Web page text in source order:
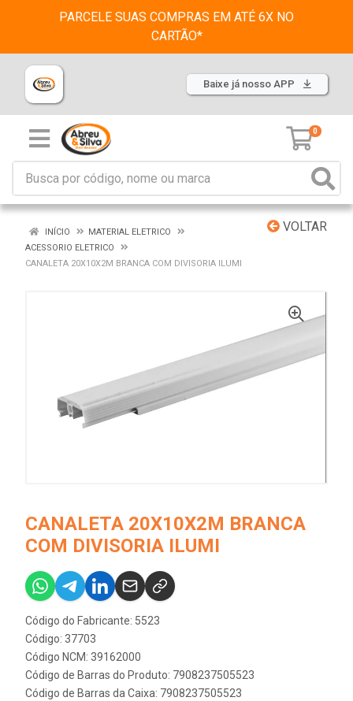
PARCELE SUAS COMPRAS EM ATÉ 6X NO
CARTÃO*
Baixe já nosso APP
0
VOLTAR
INÍCIO
MATERIAL ELETRICO
ACESSORIO ELETRICO
CANALETA 20X10X2M BRANCA COM DIVISORIA ILUMI
CANALETA 20X10X2M BRANCA
COM DIVISORIA ILUMI
Código do Fabricante: 5523
Código: 37703
Código NCM: 39162000
Código de Barras do Produto: 7908237505523
Código de Barras da Caixa: 7908237505523